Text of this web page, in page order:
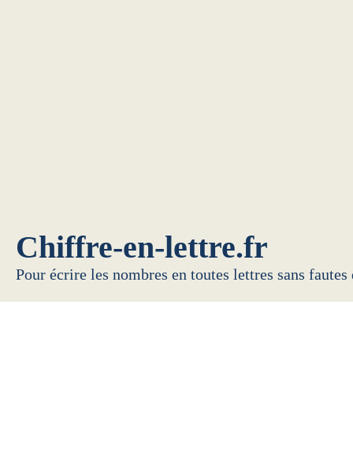
Chiffre-en-lettre.fr
Pour écrire les nombres en toutes lettres sans